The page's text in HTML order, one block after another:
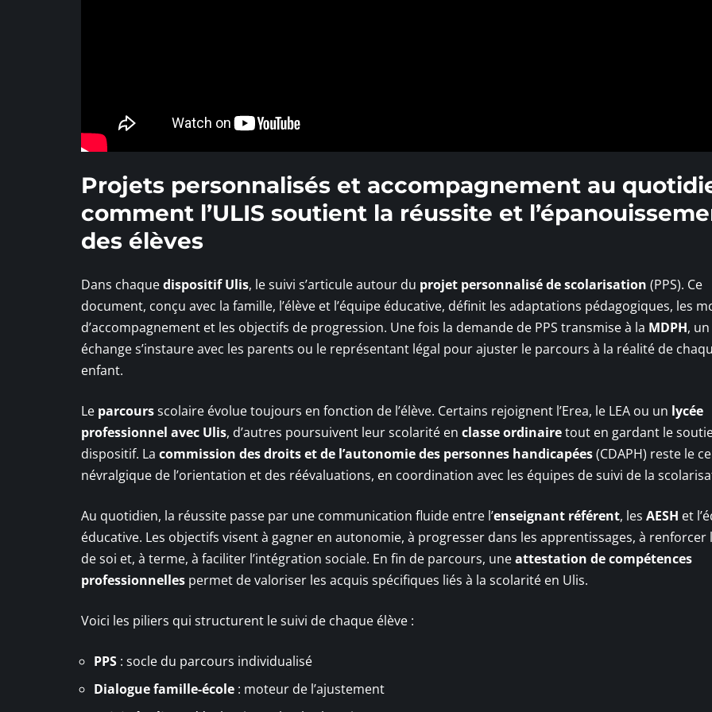
Projets personnalisés et accompagnement au
comment l’ULIS soutient la réussite et
des élèves
Dans chaquedispositif Ulis, le suivi s’articule autour du projet personnalisé de scolarisation (PPS). Ce
document, conçu avec la famille, l’élève et l’équipe éducative, définit les adaptations pédagogiques, les
d’accompagnement et les objectifs de progression. Une fois la demande de PPS transmise à la MDPH, un
échange s’instaure avec les parents ou le représentant légal pour ajuster le parcours à la réalité de
enfant.
Le parcoursscolaire évolue toujours en fonction de l’élève. Certains rejoignent l’Erea, le LEA ou un lycée
professionnel avec Ulis, d’autres poursuivent leur scolarité en classe ordinairetout en gardant le
dispositif. La commission des droits et de l’autonomie des personnes handicapées(CDAPH) reste le
névralgique de l’orientation et des réévaluations, en coordination avec les équipes de suivi de la
Au quotidien, la réussite passe par une communication fluide entre l’enseignant référent, les AESH et
éducative. Les objectifs visent à gagner en autonomie, à progresser dans les apprentissages, à renforcer
de soi et, à terme, à faciliter l’intégration sociale. En fin de parcours, uneattestation de compétences
professionnelles permet de valoriser les acquis spécifiques liés à la scolarité en Ulis.
Voici les piliers qui structurent le suivi de chaque élève :
PPS : socle du parcours individualisé
Dialogue famille-école : moteur de l’ajustement